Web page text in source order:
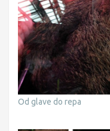
Od glave do repa